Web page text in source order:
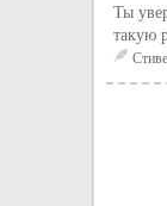
Ты
такую